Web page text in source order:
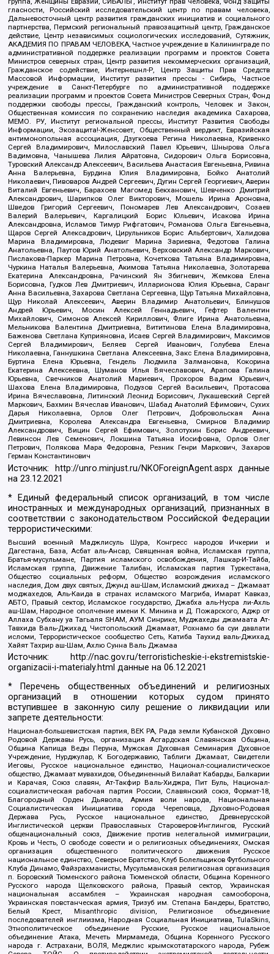
гласности, Российский исследовательский центр по правам человека,
Дальневосточный центр развития гражданских инициатив и социального
партнерства, Пермский региональный правозащитный центр, Гражданское
действие, Центр независимых социологических исследований, Сутяжник,
АКАДЕМИЯ ПО ПРАВАМ ЧЕЛОВЕКА, Частное учреждение в Калининграде по
административной поддержке реализации программ и проектов Совета
Министров северных стран, Центр развития некоммерческих организаций,
Гражданское содействие, Интернешнл-Р, Центр Защиты Прав Средств
Массовой Информации, Институт развития прессы - Сибирь, Частное
учреждение в Санкт-Петербурге по административной поддержке
реализации программ и проектов Совета Министров Северных Стран, Фонд
поддержки свободы прессы, Гражданский контроль, Человек и Закон,
Общественная комиссия по сохранению наследия академика Сахарова,
МЕМО. РУ, Институт региональной прессы, Институт Развития Свободы
Информации, Экозащита!-Женсовет, Общественный вердикт, Евразийская
антимонопольная ассоциация, Дзугкоева Регина Николаевна, Кривенко
Сергей Владимирович, Милославский Павел Юрьевич, Шнырова Ольга
Вадимовна, Чанышева Лилия Айратовна, Сидорович Ольга Борисовна,
Туровский Александр Алексеевич, Васильева Анастасия Евгеньевна, Ривина
Анна Валерьевна, Бурдина Юлия Владимировна, Бойко Анатолий
Николаевич, Пивоваров Андрей Сергеевич, Дугин Сергей Георгиевич, Аверин
Виталий Евгеньевич, Барахоев Магомед Бекханович, Шевченко Дмитрий
Александрович, Шарипков Олег Викторович, Мошель Ирина Ароновна,
Шведов Григорий Сергеевич, Пономарев Лев Александрович, Созаев
Валерий Валерьевич, Каргалицкий Борис Юльевич, Исакова Ирина
Александровна, Исламов Тимур Рифгатович, Романова Ольга Евгеньевна,
Щаров Сергей Алексадрович, Цирульников Борис Альбертович, Халидова
Марина Владимировна, Людевиг Марина Зариевна, Федотова Галина
Анатольевна, Паутов Юрий Анатольевич, Верховский Александр Маркович,
Пислакова-Паркер Марина Петровна, Кочеткова Татьяна Владимировна,
Чуркина Наталья Валерьевна, Акимова Татьяна Николаевна, Золотарева
Екатерина Александровна, Рачинский Ян Збигневич, Жемкова Елена
Борисовна, Гудков Лев Дмитриевич, Илларионова Юлия Юрьевна, Саранг
Анна Васильевна, Захарова Светлана Сергеевна, Щур Татьяна Михайловна,
Щур Николай Алексеевич, Аверин Владимир Анатольевич, Блинушов
Андрей Юрьевич, Мосин Алексей Геннадьевич, Гефтер Валентин
Михайлович, Симонов Алексей Кириллович, Флиге Ирина Анатольевна,
Мельникова Валентина Дмитриевна, Вититинова Елена Владимировна,
Баженова Светлана Куприяновна, Исаев Сергей Владимирович, Максимов
Сергей Владимирович, Беляев Сергей Иванович, Голубева Елена
Николаевна, Ганнушкина Светлана Алексеевна, Закс Елена Владимировна,
Буртина Елена Юрьевна, Гендель Людмила Залмановна, Кокорина
Екатерина Алексеевна, Шуманов Илья Вячеславович, Арапова Галина
Юрьевна, Свечников Анатолий Мариевич, Прохоров Вадим Юрьевич,
Шахова Елена Владимировна, Подузов Сергей Васильевич, Протасова
Ирина Вячеславовна, Литинский Леонид Борисович, Лукашевский Сергей
Маркович, Бахмин Вячеслав Иванович, Шабад Анатолий Ефимович, Сухих
Дарья Николаевна, Орлов Олег Петрович, Добровольская Анна
Дмитриевна, Королева Александра Евгеньевна, Смирнов Владимир
Александрович, Вицин Сергей Ефимович, Золотухин Борис Андреевич,
Левинсон Лев Семенович, Локшина Татьяна Иосифовна, Орлов Олег
Петрович, Полякова Мара Федоровна, Резник Генри Маркович, Захаров
Герман Константинович
Источник: http://unro.minjust.ru/NKOForeignAgent.aspxданные
на23.12.2021
* Единый федеральный список организаций, в том числе
иностранных и международных организаций, признанных в
соответствии с законодательством Российской Федерации
террористическими:
Высший военный Маджлисуль Шура, Конгресс народов Ичкерии и
Дагестана, База, Асбат аль-Ансар, Священная война, Исламская группа,
Братья-мусульмане, Партия исламского освобождения, Лашкар-И-Тайба,
Исламская группа, Движение Талибан, Исламская партия Туркестана,
Общество социальных реформ, Общество возрождения исламского
наследия, Дом двух святых, Джунд аш-Шам, Исламский джихад – Джамаат
моджахедов, Аль-Каида в странах исламского Магриба, Имарат Кавказ,
АБТО, Правый сектор, Исламское государство, Джабха аль-Нусра ли-Ахль
аш-Шам, Народное ополчение имени К. Минина и Д. Пожарского, Аджр от
Аллаха Субхану уа Тагьаля SHAM, АУМ Синрике, Муджахеды джамаата Ат-
Тавхида Валь-Джихад, Чистопольский Джамаат, Рохнамо ба суи давлати
исломи, Террористическое сообщество Сеть, Катиба Таухид валь-Джихад,
Хайят Тахрир аш-Шам, Ахлю Сунна Валь Джамаа
Источник:
http://nac.gov.ru/terroristicheskie-i-ekstremistskie-
organizacii-i-materialy.html данные на06.12.2021
* Перечень общественных объединений и религиозных
организаций в отношении которых судом принято
вступившее в законную силу решение о ликвидации или
запрете деятельности:
Национал-большевистская партия, ВЕК РА, Рада земли Кубанской Духовно
Родовой Державы Русь, организация Асгардская Славянская Община,
Община Капища Веды Перуна, Мужская Духовная Семинария Духовное
Учреждение, Нурджулар, К Богодержавию, Таблиги Джамаат, Свидетели
Иеговы, Русское национальное единство, Национал-социалистическое
общество, Джамаат мувахидов, Объединенный Вилайат Кабарды, Балкарии
и Карачая, Союз славян, Ат-Такфир Валь-Хиджра, Пит Буль, Национал-
социалистическая рабочая партия России, Славянский союз, Формат-18,
Благородный Орден Дьявола, Армия воли народа, Национальная
Социалистическая Инициатива города Череповца, Духовно-Родовая
Держава Русь, Русское национальное единство, Древнерусской
Инглистической церкви Православных Староверов-Инглингов, Русский
общенациональный союз, Движение против нелегальной иммиграции,
Кровь и Честь, О свободе совести и о религиозных объединениях, Омская
организация общественного политического движения Русское
национальное единство, Северное Братство, Клуб Болельщиков Футбольного
Клуба Динамо, Файзрахманисты, Мусульманская религиозная организация
п. Боровский Тюменского района Тюменской области, Община Коренного
Русского народа Щелковского района, Правый сектор, Украинская
национальная ассамблея – Украинская народная самооборона,
Украинская повстанческая армия, Тризуб им. Степана Бандеры, Братство,
Белый Крест, Misanthropic division, Религиозное объединение
последователей инглиизма, Народная Социальная Инициатива, TulaSkins,
Этнополитическое объединение Русские, Русское национальное
объединение Атака, Мечеть Мирмамеда, Община Коренного Русского
народа г. Астрахани, ВОЛЯ, Меджлис крымскотатарского народа, Рубеж